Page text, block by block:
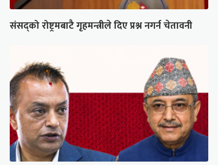
संसद्को रोष्ट्रमबाटै गृहमन्त्रीले दिए प्रश्न नगर्न चेतावनी